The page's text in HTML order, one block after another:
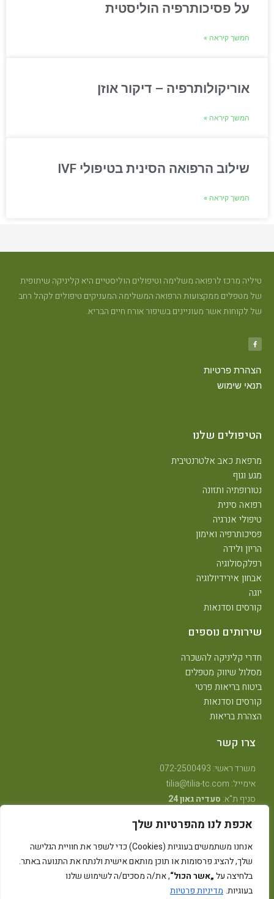
אכפת לנו מהפרטיות שלך
אנחנו משתמשים בעוגיות (Cookies) כדי לשפר את חוויית הגלישה
שלך, להציג פרסומות או תוכן מותאם אישית ולנתח את התנועה באתר.
בלחיצה על„אשר הכול“, את/ה מסכים/ה לשימוש שלנו
בעוגיות. מדיניות פרטיות
על פסיכותרפיה הוליסטית
המשך קיראה »
אוריקולותרפיה – דיקור אוזן
המשך קיראה »
שילוב הרפואה הסינית בטיפולי IVF
המשך קיראה »
טיליה מרכז לרפואה משלימה וטיפולים הוליסטיים היא קליניקה שיתופית
של מטפלים ממקצועות הרפואה המשלימה המעניקים טיפולים לקהל רחב
של לקוחות אשר מעוניינים בשיפור אורח חיים הבריא.
הצהרת פרטיות
תנאי שימוש
הטיפולים שלנו
מרפאת כאב אלטרנטיבית
מגע וגוף
נטורופתיה ותזונה
רפואה סינית
טיפולי אנרגיה
פסיכותרפיה ואימון
הריון ולידה
רפלקסולוגיה
אבחון אירידיולוגיה
יוגה
קורסים וסדנאות
שירותים נוספים
חדרי קליניקה להשכרה
מסלול שיווק מטפלים
ביטוח בריאות פרטי
קורסים וסדנאות
הצהרת בריאות
צרו קשר
משרד ראשי: 072-2500493
אימייל: tilia@tilia-tc.com
סניף ת"א: סעדיה גאון 24
סניף חיפה:טשרניחובסקי 35
(בנין אסטרא) קומה 3.
סניף קרית ביאליק:שדרות ויצמן 41
(במכון שגית פילאטיס)
סניף קיבוץ אלונים:ליד מרכז אלון(בבית הדורות)
סניף באר שבע: מרדכי מקלף 62 (מאוחדת שכונה ו׳ החדשה)